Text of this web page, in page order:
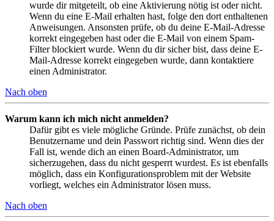
wurde dir mitgeteilt, ob eine Aktivierung nötig ist oder nicht.
Wenn du eine E-Mail erhalten hast, folge den dort enthaltenen
Anweisungen. Ansonsten prüfe, ob du deine E-Mail-Adresse
korrekt eingegeben hast oder die E-Mail von einem Spam-
Filter blockiert wurde. Wenn du dir sicher bist, dass deine E-
Mail-Adresse korrekt eingegeben wurde, dann kontaktiere
einen Administrator.
Nach oben
Warum kann ich mich nicht anmelden?
Dafür gibt es viele mögliche Gründe. Prüfe zunächst, ob dein
Benutzername und dein Passwort richtig sind. Wenn dies der
Fall ist, wende dich an einen Board-Administrator, um
sicherzugehen, dass du nicht gesperrt wurdest. Es ist ebenfalls
möglich, dass ein Konfigurationsproblem mit der Website
vorliegt, welches ein Administrator lösen muss.
Nach oben